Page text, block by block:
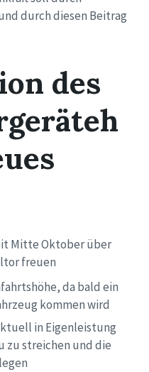
durch diesen Beitrag
des
Mitte Oktober über
freuen
da bald ein
kommen wird
in Eigenleistung
zu streichen und die